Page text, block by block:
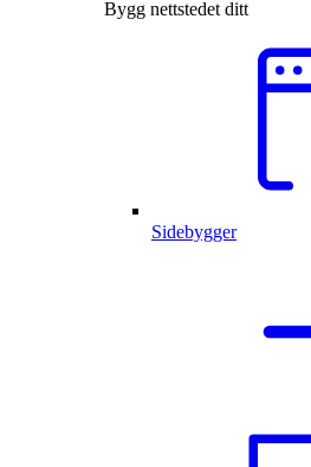
Bygg nettstedet ditt
Sidebygger